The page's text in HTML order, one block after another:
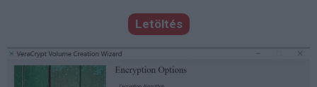
Letöltés